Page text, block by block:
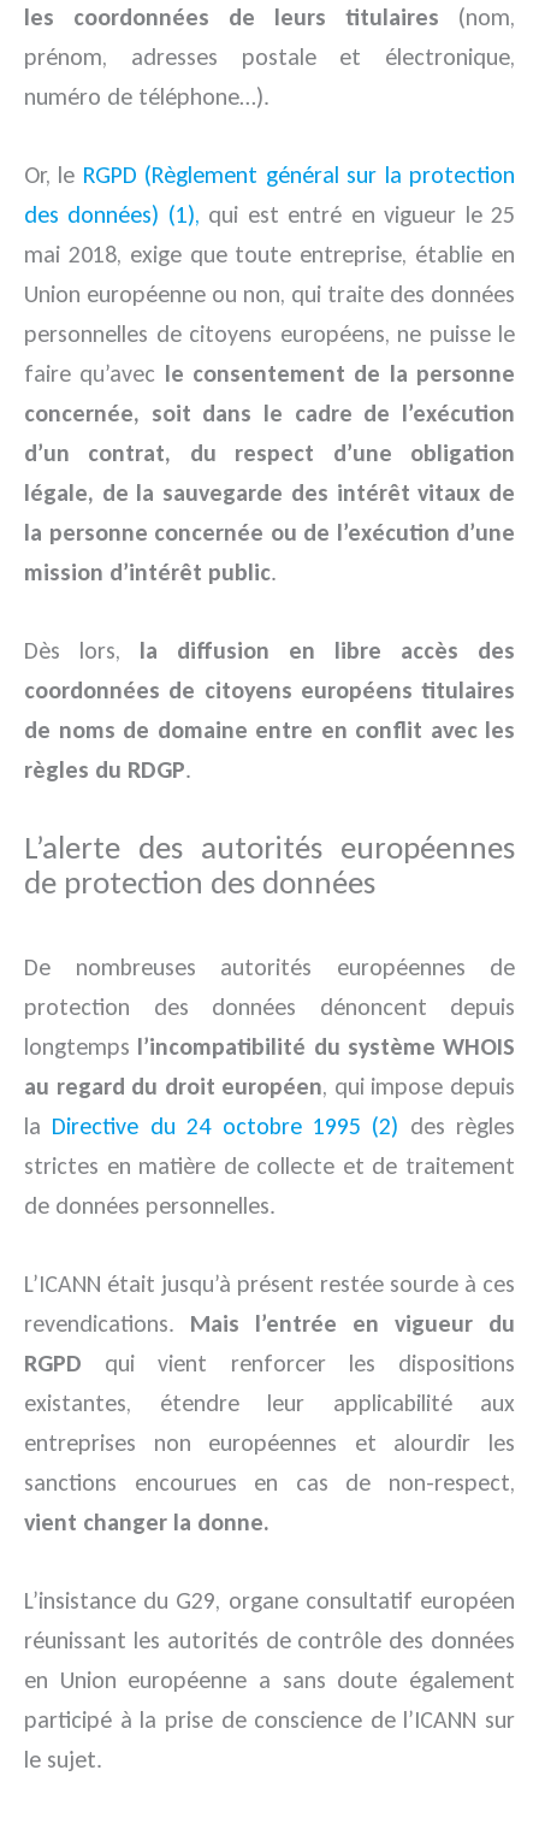
les coordonnées de leurs titulaires (nom,
prénom, adresses postale et électronique,
numéro de téléphone…).
Or, le RGPD (Règlement général sur la protection
des données) (1), qui est entré en vigueur le 25
mai 2018, exige que toute entreprise, établie en
Union européenne ou non, qui traite des données
personnelles de citoyens européens, ne puisse le
faire qu’avec le consentement de la personne
concernée, soit dans le cadre de l’exécution
d’un contrat, du respect d’une obligation
légale, de la sauvegarde des intérêt vitaux de
la personne concernée ou de l’exécution d’une
mission d’intérêt public.
Dès lors, la diffusion en libre accès des
coordonnées de citoyens européens titulaires
de noms de domaine entre en conflit avec les
règles du RDGP.
L’alerte des autorités européennes
de protection des données
De nombreuses autorités européennes de
protection des données dénoncent depuis
longtemps l’incompatibilité du système WHOIS
au regard du droit européen, qui impose depuis
la Directive du 24 octobre 1995 (2) des règles
strictes en matière de collecte et de traitement
de données personnelles.
L’ICANN était jusqu’à présent restée sourde à ces
revendications. Mais l’entrée en vigueur du
RGPD qui vient renforcer les dispositions
existantes, étendre leur applicabilité aux
entreprises non européennes et alourdir les
sanctions encourues en cas de non-respect,
vient changer la donne.
L’insistance du G29, organe consultatif européen
réunissant les autorités de contrôle des données
en Union européenne a sans doute également
participé à la prise de conscience de l’ICANN sur
le sujet.